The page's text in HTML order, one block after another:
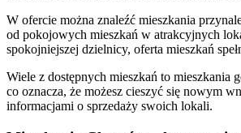
W ofercie można znaleźć mieszkania
od pokojowych mieszkań w atrakcyjnych
spokojniejszej dzielnicy, oferta mieszkań
Wiele z dostępnych mieszkań to mieszkania
co oznacza, że możesz cieszyć się nowym
informacjami o sprzedaży swoich lokali.